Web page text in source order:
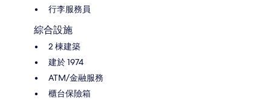
行李服務員
綜合設施
2 棟建築
建於 1974
ATM/金融服務
櫃台保險箱